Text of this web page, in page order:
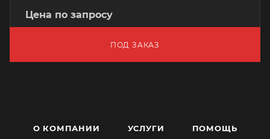
Цена по запросу
ПОД ЗАКАЗ
О КОМПАНИИ УСЛУГИ ПОМОЩЬ